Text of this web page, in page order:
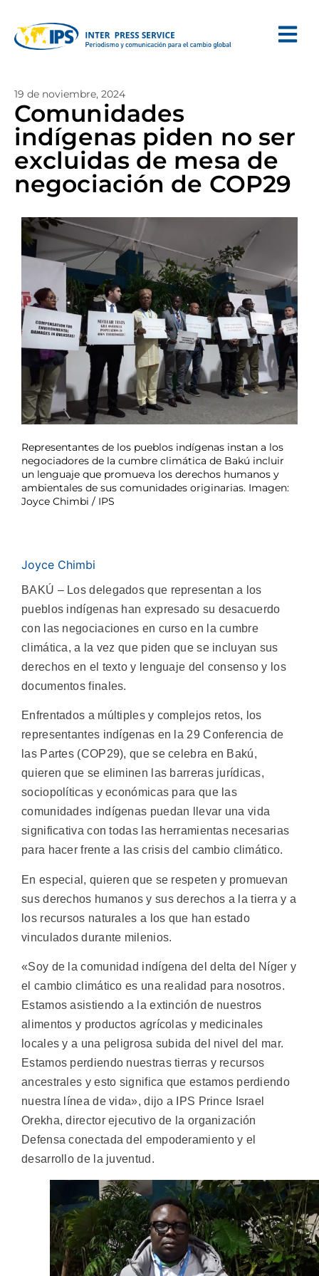
19 de noviembre, 2024
Comunidades
indígenas piden no ser
excluidas de mesa de
negociación de COP29
Representantes de los pueblos indígenas instan a los
negociadores de la cumbre climática de Bakú incluir
un lenguaje que promueva los derechos humanos y
ambientales de sus comunidades originarias. Imagen:
Joyce Chimbi / IPS
Joyce Chimbi
BAKÚ – Los delegados que representan a los
pueblos indígenas han expresado su desacuerdo
con las negociaciones en curso en la cumbre
climática, a la vez que piden que se incluyan sus
derechos en el texto y lenguaje del consenso y los
documentos finales.
Enfrentados a múltiples y complejos retos, los
representantes indígenas en la 29 Conferencia de
las Partes (COP29), que se celebra en Bakú,
quieren que se eliminen las barreras jurídicas,
sociopolíticas y económicas para que las
comunidades indígenas puedan llevar una vida
significativa con todas las herramientas necesarias
para hacer frente a las crisis del cambio climático.
En especial, quieren que se respeten y promuevan
sus derechos humanos y sus derechos a la tierra y a
los recursos naturales a los que han estado
vinculados durante milenios.
«Soy de la comunidad indígena del delta del Níger y
el cambio climático es una realidad para nosotros.
Estamos asistiendo a la extinción de nuestros
alimentos y productos agrícolas y medicinales
locales y a una peligrosa subida del nivel del mar.
Estamos perdiendo nuestras tierras y recursos
ancestrales y esto significa que estamos perdiendo
nuestra línea de vida», dijo a IPS Prince Israel
Orekha, director ejecutivo de la organización
Defensa conectada del empoderamiento y el
desarrollo de la juventud.